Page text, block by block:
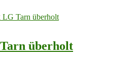
überholt